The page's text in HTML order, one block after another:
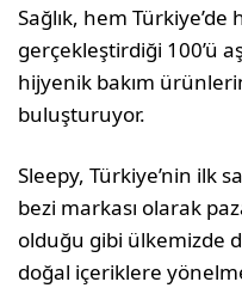
Sağlık, hem
gerçekleştirdiği 100’ü
hijyenik bakım
buluşturuyor.
Sleepy, Türkiye’nin ilk
bezi markası olarak
olduğu gibi ülkemizde
doğal içeriklere